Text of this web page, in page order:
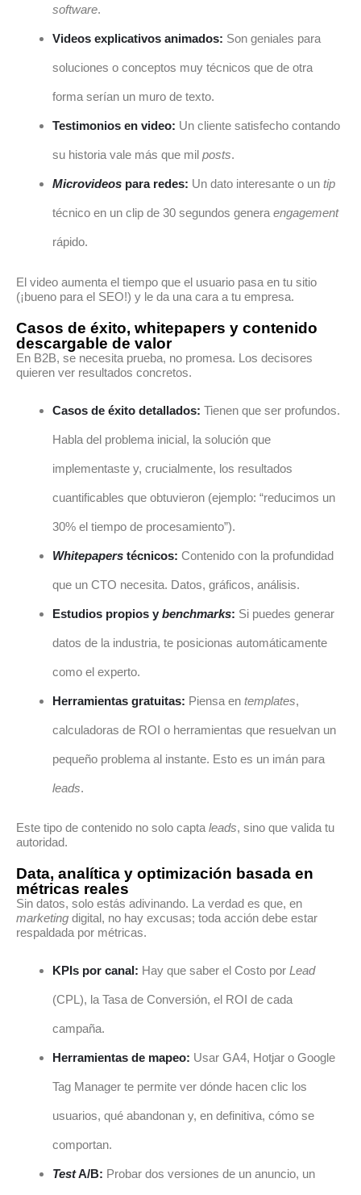
software.
Videos explicativos animados: Son geniales para
soluciones o conceptos muy técnicos que de otra
forma serían un muro de texto.
Testimonios en video: Un cliente satisfecho contando
su historia vale más que mil posts.
Microvideos para redes: Un dato interesante o un tip
técnico en un clip de 30 segundos genera engagement
rápido.
El video aumenta el tiempo que el usuario pasa en tu sitio
(¡bueno para el SEO!) y le da una cara a tu empresa.
Casos de éxito, whitepapers y contenido
descargable de valor
En B2B, se necesita prueba, no promesa. Los decisores
quieren ver resultados concretos.
Casos de éxito detallados: Tienen que ser profundos.
Habla del problema inicial, la solución que
implementaste y, crucialmente, los resultados
cuantificables que obtuvieron (ejemplo: “reducimos un
30% el tiempo de procesamiento”).
Whitepapers técnicos: Contenido con la profundidad
que un CTO necesita. Datos, gráficos, análisis.
Estudios propios y benchmarks: Si puedes generar
datos de la industria, te posicionas automáticamente
como el experto.
Herramientas gratuitas: Piensa en templates,
calculadoras de ROI o herramientas que resuelvan un
pequeño problema al instante. Esto es un imán para
leads.
Este tipo de contenido no solo capta leads, sino que valida tu
autoridad.
Data, analítica y optimización basada en
métricas reales
Sin datos, solo estás adivinando. La verdad es que, en
marketing digital, no hay excusas; toda acción debe estar
respaldada por métricas.
KPIs por canal: Hay que saber el Costo por Lead
(CPL), la Tasa de Conversión, el ROI de cada
campaña.
Herramientas de mapeo: Usar GA4, Hotjar o Google
Tag Manager te permite ver dónde hacen clic los
usuarios, qué abandonan y, en definitiva, cómo se
comportan.
TestA/B: Probar dos versiones de un anuncio, un